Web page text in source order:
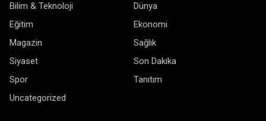
Bilim & Teknoloji
Dünya
Eğitim
Ekonomi
Magazin
Sağlık
Siyaset
Son Dakika
Spor
Tanıtım
Uncategorized